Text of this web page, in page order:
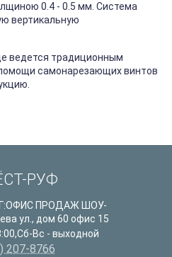
0.4 - 0.5 мм. Система
вертикальную
ведется традиционным
самонарезающих винтов
РУФ
ПРОДАЖ ШОУ-
ул., дом 60 офис 15
Вс - выходной
207-8766